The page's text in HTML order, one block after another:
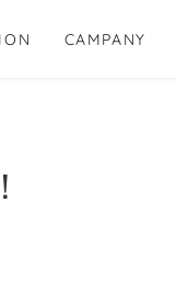
CAMPANY